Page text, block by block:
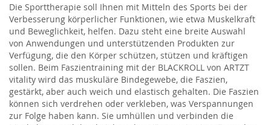
Die Sporttherapie soll Ihnen mit Mitteln des Sports bei der
Verbesserung körperlicher Funktionen, wie etwa Muskelkraft
und Beweglichkeit, helfen. Dazu steht eine breite Auswahl
von Anwendungen und unterstützenden Produkten zur
Verfügung, die den Körper schützen, stützen und kräftigen
sollen. Beim Faszientraining mit der BLACKROLL von ARTZT
vitality wird das muskuläre Bindegewebe, die Faszien,
gestärkt, aber auch weich und elastisch gehalten. Die Faszien
können sich verdrehen oder verkleben, was Verspannungen
zur Folge haben kann. Sie umhüllen und verbinden die